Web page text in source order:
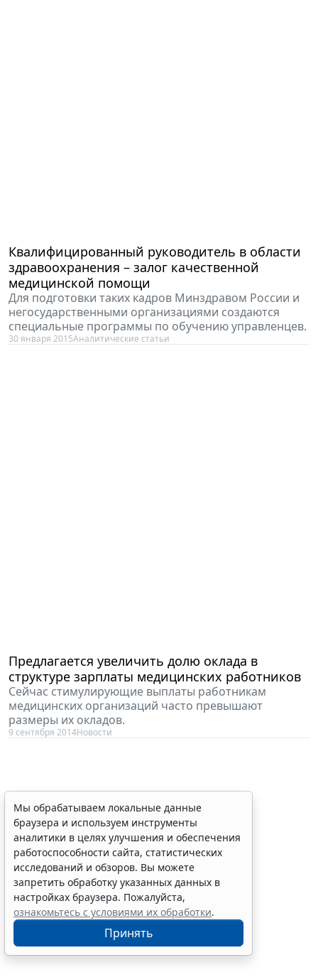
Квалифицированный руководитель в области
здравоохранения – залог качественной
медицинской помощи
Для подготовки таких кадров Минздравом России и
негосударственными организациями создаются
специальные программы по обучению управленцев.
30 января 2015Аналитические статьи
Предлагается увеличить долю оклада в
структуре зарплаты медицинских работников
Сейчас стимулирующие выплаты работникам
медицинских организаций часто превышают
размеры их окладов.
9 сентября 2014Новости
Мы обрабатываем локальные данные
браузера и используем инструменты
аналитики в целях улучшения и обеспечения
работоспособности сайта, статистических
исследований и обзоров. Вы можете
запретить обработку указанных данных в
настройках браузера. Пожалуйста,
ознакомьтесь с условиями их обработки.
Принять